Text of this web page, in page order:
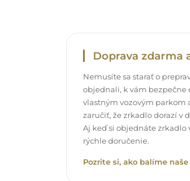
Doprava zdarma
Nemusíte sa starať o
objednali, k vám bezpečne
vlastným vozovým parkom
zaručiť, že zrkadlo dorazí v
Aj keď si objednáte zrkadlo
rýchle doručenie.
Pozrite si, ako balíme naše